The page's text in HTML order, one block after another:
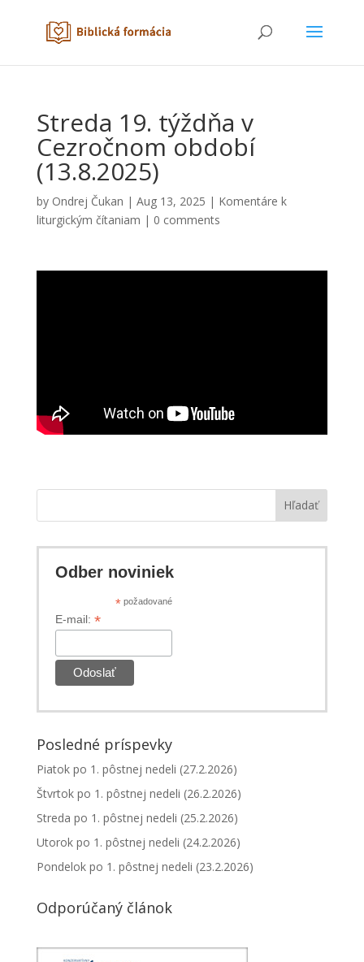
Streda 19. týždňa v
Cezročnom období
(13.8.2025)
by Ondrej Čukan | Aug 13, 2025 | Komentáre k
liturgickým čítaniam | 0 comments
Hľadať
Odber noviniek
*požadované
E-mail: *
Posledné príspevky
Piatok po 1. pôstnej nedeli (27.2.2026)
Štvrtok po 1. pôstnej nedeli (26.2.2026)
Streda po 1. pôstnej nedeli (25.2.2026)
Utorok po 1. pôstnej nedeli (24.2.2026)
Pondelok po 1. pôstnej nedeli (23.2.2026)
Odporúčaný článok